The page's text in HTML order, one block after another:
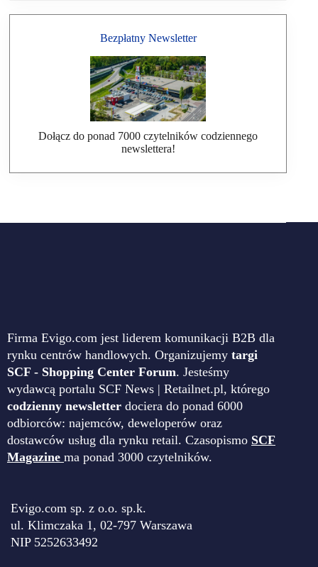
Bezpłatny Newsletter
Dołącz do ponad 7000 czytelników codziennego
newslettera!
Firma Evigo.com jest liderem komunikacji B2B dla
rynku centrów handlowych. Organizujemy targi
SCF - Shopping Center Forum. Jesteśmy
wydawcą portalu SCF News | Retailnet.pl, którego
codzienny newsletter dociera do ponad 6000
odbiorców: najemców, deweloperów oraz
dostawców usług dla rynku retail. Czasopismo SCF
Magazine ma ponad 3000 czytelników.
Evigo.com sp. z o.o. sp.k.
ul. Klimczaka 1, 02-797 Warszawa
NIP 5252633492